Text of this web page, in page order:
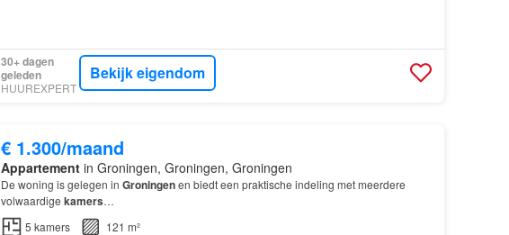
30+ dagen
geleden
HUUREXPERT
Bekijk eigendom
€ 1.300/maand
Appartementin Groningen, Groningen, Groningen
De woning is gelegen in Groningenen biedt een praktische indeling met meerdere
volwaardige kamers…
5 kamers 121 m²